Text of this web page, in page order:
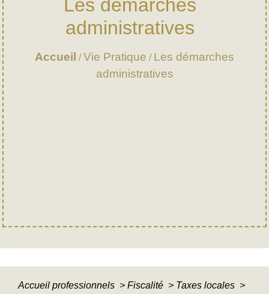
Les démarches
administratives
Accueil /Vie Pratique / Les démarches
administratives
Accueil professionnels > Fiscalité > Taxes locales >